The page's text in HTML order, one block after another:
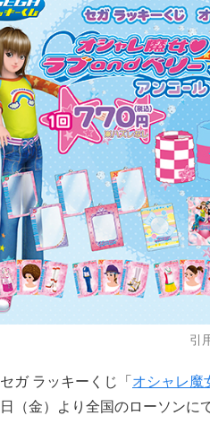
引
セガ ラッキーくじ「 オシャレ魔
日（金）より全国のローソンに